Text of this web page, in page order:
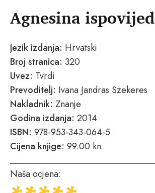
Agnesina ispovijed
Jezik izdanja: Hrvatski
Broj stranica: 320
Uvez: Tvrdi
Prevoditelj: Ivana Jandras Szekeres
Nakladnik: Znanje
Godina izdanja: 2014
ISBN: 978-953-343-064-5
Cijena knjige: 99.00 kn
Naša ocjena: